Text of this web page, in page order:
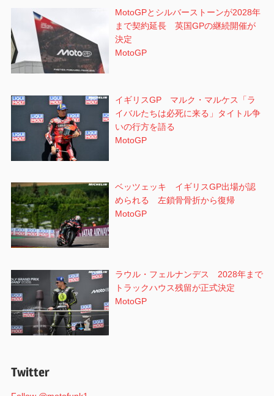
MotoGPとシルバーストーンが2028年
まで契約延長 英国GPの継続開催が
決定
MotoGP
イギリスGP マルク・マルケス「ラ
イバルたちは必死に来る」タイトル争
いの行方を語る
MotoGP
ベッツェッキ イギリスGP出場が認
められる 左鎖骨骨折から復帰
MotoGP
ラウル・フェルナンデス 2028年まで
トラックハウス残留が正式決定
MotoGP
Twitter